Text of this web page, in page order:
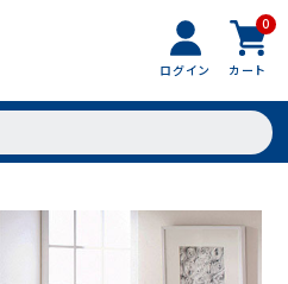
ログイン
0
カート